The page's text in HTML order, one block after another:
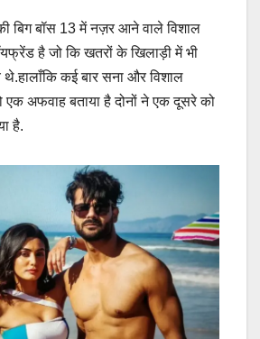
बिग बॉस 13 में नज़र आने वाले विशाल
है जो कि खतरों के खिलाड़ी में भी
कई बार सना और विशाल
अफवाह बताया है दोनों ने एक दूसरे को
है.